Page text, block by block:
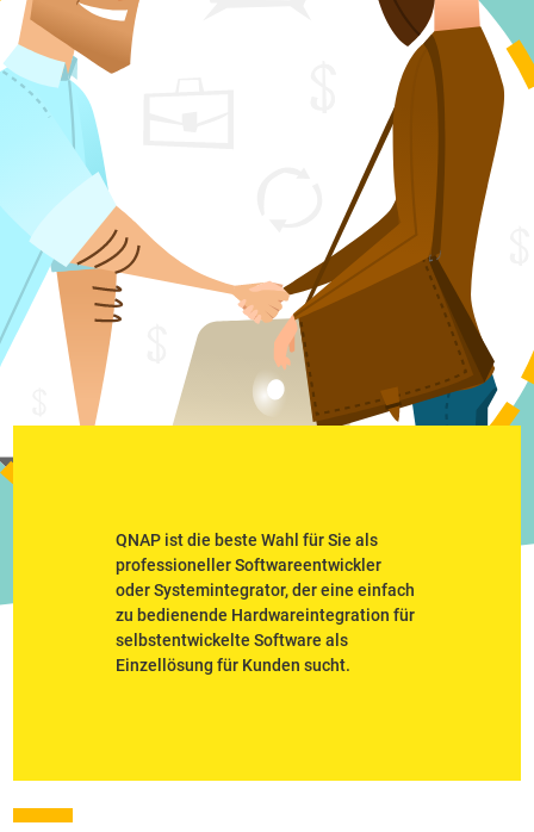
QNAP ist die beste Wahl für Sie als
professioneller Softwareentwickler
oder Systemintegrator, der eine einfach
zu bedienende Hardwareintegration für
selbstentwickelte Software als
Einzellösung für Kunden sucht.